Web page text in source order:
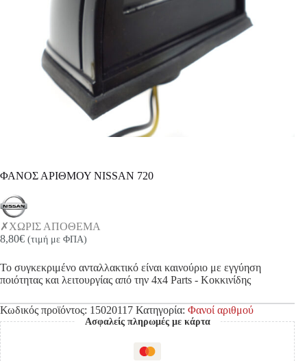
ΦΑΝΟΣ ΑΡΙΘΜΟΥ NISSAN 720
ΧΩΡΙΣ ΑΠΟΘΕΜΑ
8,80€ (τιμή με ΦΠΑ)
Το συγκεκριμένο ανταλλακτικό είναι καινούριο με εγγύηση
ποιότητας και λειτουργίας από την 4x4 Parts - Κοκκινίδης
Κωδικός προϊόντος: 15020117 Κατηγορία: Φανοί αριθμού
Ασφαλείς πληρωμές με κάρτα